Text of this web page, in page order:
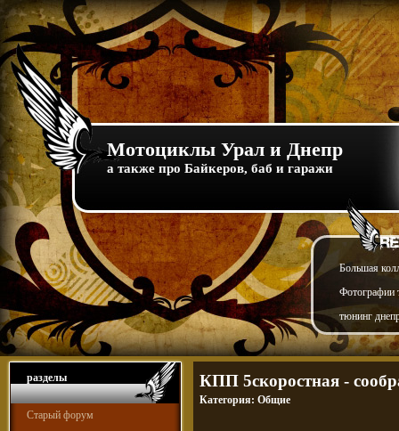
Мотоциклы Урал и Днепр
а также про Байкеров, баб и гаражи
Большая
Фотографии
тюнинг
разделы
Старый форум
КПП 5скоростная -
Категория: Общие